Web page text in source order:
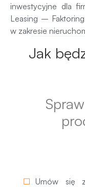
inwestycyjne dla
Leasing –
w zakresie
Jak
Umów się